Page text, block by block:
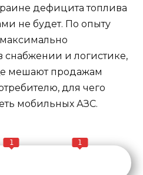
дефицита топлива
не будет. По опыту
и логистике,
мешают продажам
для чего
мобильных АЗС.
1 1